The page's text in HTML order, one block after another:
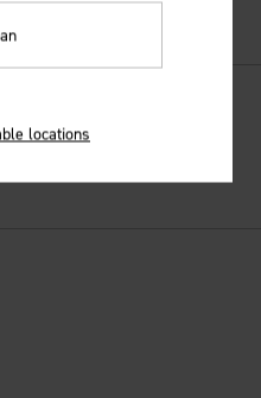
locations